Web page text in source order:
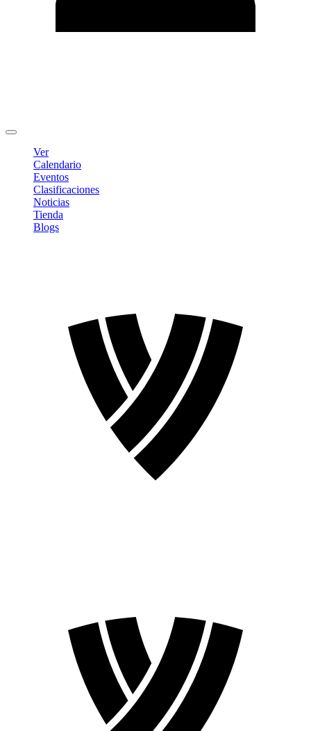
Ver
Calendario
Eventos
Clasificaciones
Noticias
Tienda
Blogs